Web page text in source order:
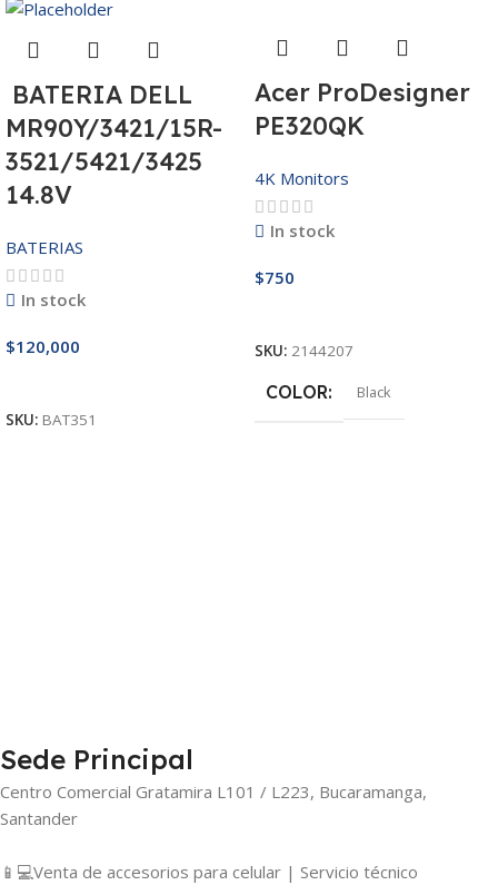
BATERIA DELL
MR90Y/3421/15R-
3521/5421/3425
14.8V
BATERIAS
In stock
$120,000
SKU: BAT351
Acer ProDesigner
PE320QK
4K Monitors
In stock
$750
SKU: 2144207
COLOR Black
Sede Principal
Centro Comercial Gratamira L101 / L223, Bucaramanga,
Santander
📱💻Venta de accesorios para celular | Servicio técnico